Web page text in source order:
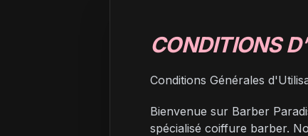
CONDITIONS
Conditions Générales
Bienvenue sur Barber
spécialisé coiffure barber.